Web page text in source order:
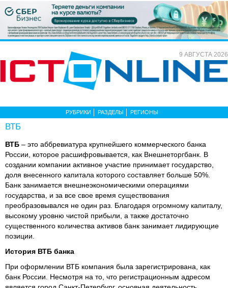
9 АВГУСТА 2026
РУБРИКИ РАЗДЕЛЫ РЕГИОНЫ
ВТБ
ВТБ – это аббревиатура крупнейшего коммерческого банка
России, которое расшифровывается, как Внешнеторгбанк. В
создании компании активное участие принимает государство,
доля внесенного капитала которого составляет больше 50%.
Банк занимается внешнеэкономическими операциями
государства, и за все свое время существования
преобразовывался не один раз. Благодаря огромному капиталу,
высокому уровню чистой прибыли, а также достаточно
существенного количества активов банк занимает лидирующие
позиции.
История ВТБ банка
При оформлении ВТБ компания была зарегистрирована, как
банк России. Несмотря на то, что регистрационным адресом